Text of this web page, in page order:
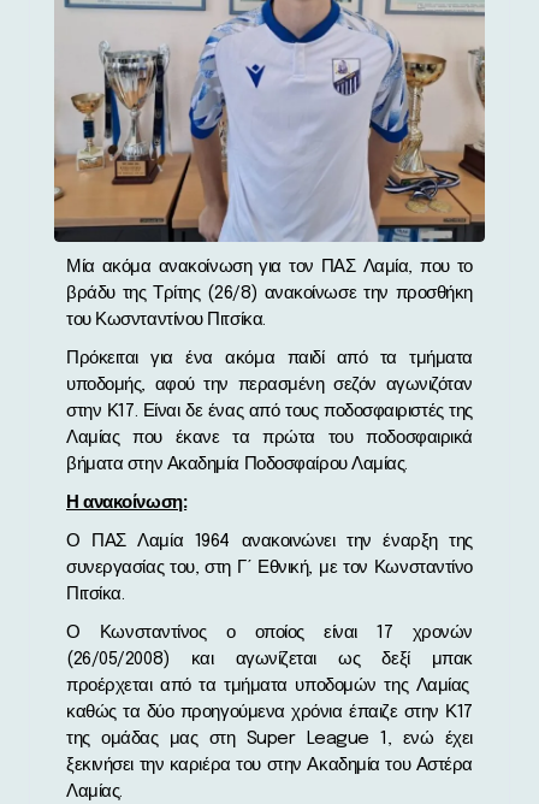
Μία ακόμα ανακοίνωση για τον ΠΑΣ Λαμία, που το
βράδυ της Τρίτης (26/8) ανακοίνωσε την προσθήκη
του Κωσνταντίνου Πιτσίκα.
Πρόκειται για ένα ακόμα παιδί από τα τμήματα
υποδομής, αφού την περασμένη σεζόν αγωνιζόταν
στην Κ17. Είναι δε ένας από τους ποδοσφαιριστές της
Λαμίας που έκανε τα πρώτα του ποδοσφαιρικά
βήματα στην Ακαδημία Ποδοσφαίρου Λαμίας.
Η ανακοίνωση:
Ο ΠΑΣ Λαμία 1964 ανακοινώνει την έναρξη της
συνεργασίας του, στη Γ΄ Εθνική, με τον Κωνσταντίνο
Πιτσίκα.
Ο Κωνσταντίνος ο οποίος είναι 17 χρονών
(26/05/2008) και αγωνίζεται ως δεξί μπακ
προέρχεται από τα τμήματα υποδομών της Λαμίας
καθώς τα δύο προηγούμενα χρόνια έπαιζε στην Κ17
της ομάδας μας στη Super League 1, ενώ έχει
ξεκινήσει την καριέρα του στην Ακαδημία του Αστέρα
Λαμίας.